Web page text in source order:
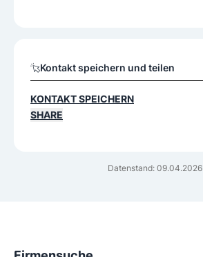
Datenstand: 09.04.2026
Kontakt speichern und teilen
KONTAKT SPEICHERN
SHARE